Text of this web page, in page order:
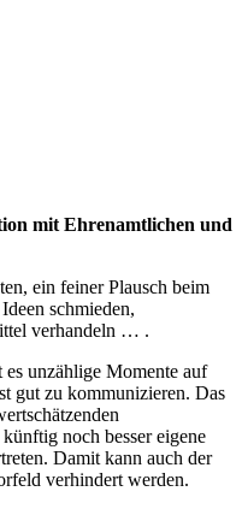
mit Ehrenamtlichen und
ein feiner Plausch beim
schmieden,
verhandeln … .
unzählige Momente auf
gut zu kommunizieren. Das
noch besser eigene
Damit kann auch der
verhindert werden.